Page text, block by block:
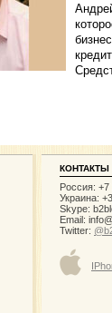
КОНТАКТЫ
Россия:
Украина:
Skype:
Email:
Twitter: